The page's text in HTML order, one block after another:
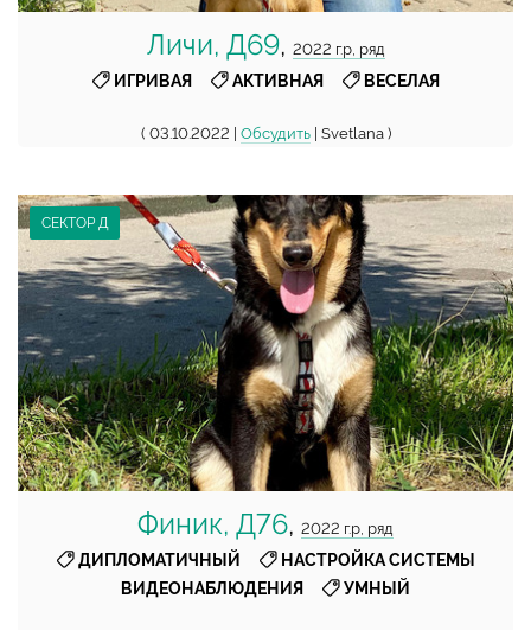
Личи, Д69, 2022 г.р, ряд
ИГРИВАЯ, АКТИВНАЯ, ВЕСЕЛАЯ
( 03.10.2022 | Обсудить| Svetlana )
СЕКТОР Д
Финик, Д76, 2022 г.р, ряд
ДИПЛОМАТИЧНЫЙ
НАСТРОЙКА СИСТЕМЫ
ВИДЕОНАБЛЮДЕНИЯ
УМНЫЙ